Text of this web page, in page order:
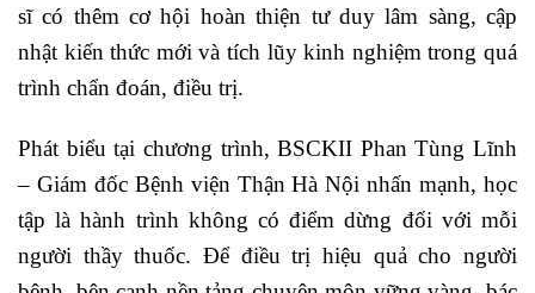
sĩ có thêm cơ hội hoàn thiện tư duy lâm sàng, cập
nhật kiến thức mới và tích lũy kinh nghiệm trong quá
trình chẩn đoán, điều trị.
Phát biểu tại chương trình, BSCKII Phan Tùng Lĩnh
– Giám đốc Bệnh viện Thận Hà Nội nhấn mạnh, học
tập là hành trình không có điểm dừng đối với mỗi
người thầy thuốc. Để điều trị hiệu quả cho người